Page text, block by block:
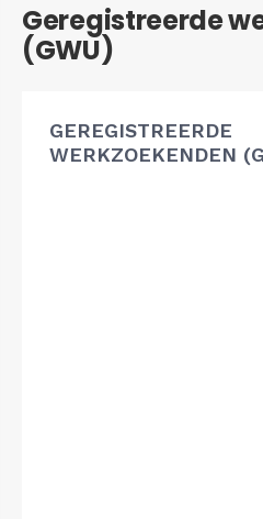
Geregistreerde
(GWU)
GEREGISTREERDE
WERKZOEKENDEN